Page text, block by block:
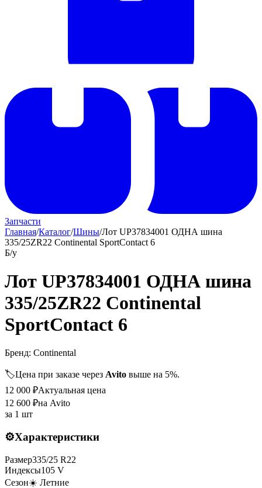
Запчасти
Главная/Каталог/Шины/Лот UP37834001 ОДНА шина
335/25ZR22 Continental SportContact 6
Б/у
Лот UP37834001 ОДНА шина
335/25ZR22 Continental
SportContact 6
Бренд: Continental
🏷️Цена при заказе через Avito выше на 5%.
12 000 ₽Актуальная цена
12 600 ₽на Avito
за 1 шт
⚙️Характеристики
Размер335/25 R22
Индексы105 V
Сезон☀️ Летние